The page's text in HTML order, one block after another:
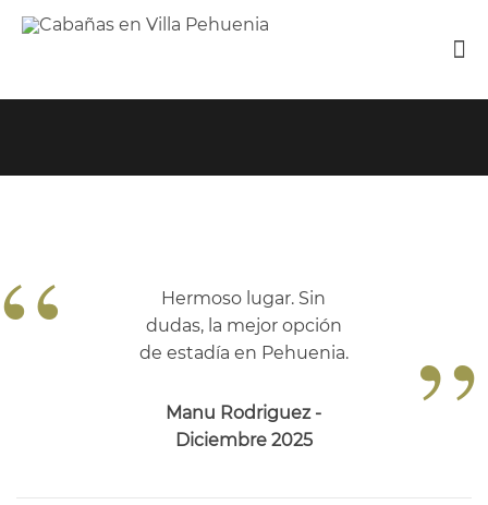
Hermoso lugar. Sin
dudas, la mejor opción
de estadía en Pehuenia.
”
Manu Rodriguez -
Diciembre 2025